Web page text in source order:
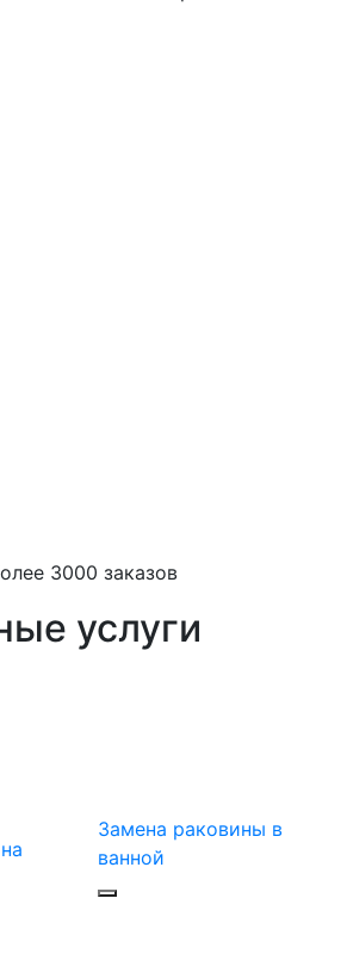
3000 заказов
услуги
Замена раковины в
ванной